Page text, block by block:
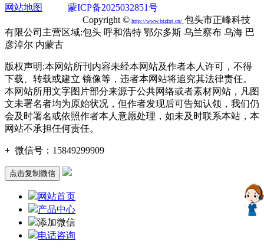
网站地图 蒙ICP备2025032851号
Copyright © http://www.btzfqt.cn/ 包头市正峰科技
有限公司主营区域:包头 呼和浩特 鄂尔多斯 乌兰察布 乌海 巴
彦淖尔 内蒙古
版权声明:本网站所刊内容未经本网站及作者本人许可，不得
下载、转载或建立 镜像等，违者本网站将追究其法律责任。
本网站所用文字图片部分来源于公共网络或者素材网站，凡图
文未署名者均为原始状况，但作者发现后可告知认领，我们仍
会及时署名或依照作者本人意愿处理，如未及时联系本站，本
网站不承担任何责任。
+ 微信号： 15849299909
点击复制微信
网站首页
产品中心
添加微信
电话咨询